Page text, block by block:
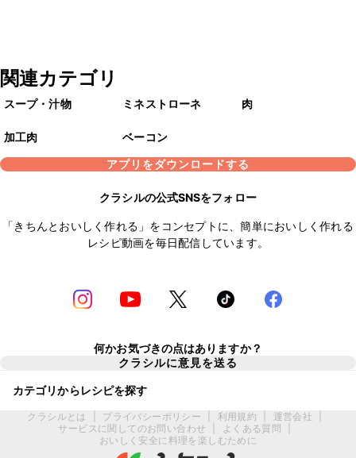
関連カテゴリ
スープ・汁物 ミネストローネ 肉
加工肉
ベーコン
アプリをダウンロードする
クラシルの公式SNSをフォロー
「きちんとおいしく作れる」をコンセプトに、簡単においしく作れる
レシピ動画を毎日配信しています。
何かお気づきの点はありますか？
クラシルに意見を送る
カテゴリからレシピを探す
クラシルとは プライバシーポリシー 利用規約 運営会社
サービスに関してのお問い合わせ
よくある質問
おいしく安全に料理を楽しむために